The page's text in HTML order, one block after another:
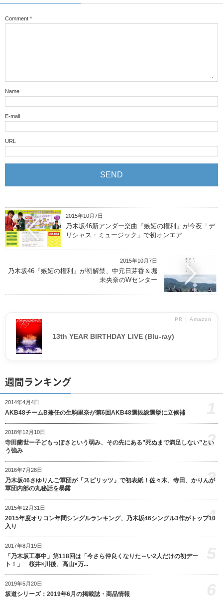
Comment *
Name
E-mail
URL
2015年10月7日
乃木坂46新アンダー楽曲『嫉妬の権利』が今夜「デ
リシャス・ミュージック」で初オンエア
2015年10月7日
乃木坂46『嫉妬の権利』が初解禁、中元日芽香＆堀
未央奈のWセンター
PR │ Amazon
13th YEAR BIRTHDAY LIVE (Blu-ray)
週間ランキング
2014年4月4日
AKB48チームB兼任の生駒里奈が第6回AKB48選抜総選挙に立候補
2018年12月10日
寺田蘭世ー子どもっぽさという弱み、その先にある”死ぬまで満足しない”とい
う強み
2
2016年7月28日
乃木坂46さゆりんご軍団が「スピリッツ」で初表紙！佐々木、寺田、かりんが
軍団内部の丸秘話を暴露
3
2015年12月31日
2015年度オリコン年間シングルランキング、乃木坂46シングル3作がトップ10
入り
4
2017年8月19日
「乃木坂工事中」第118回は「今さら仲良くなりた～い2人だけの初デー
ト！」 桜井×川後、高山×万...
2019年5月20日
坂道シリーズ：2019年6月の掲載誌・商品情報